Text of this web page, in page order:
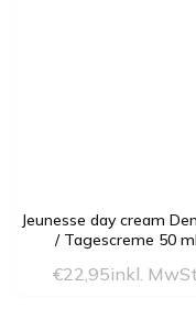
Jeunesse day cream
/ Tagescreme 50 ml
€22,95inkl.